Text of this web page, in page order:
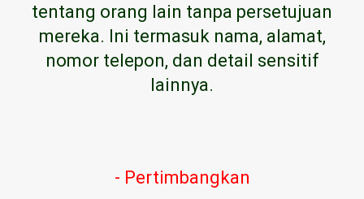
tentang orang lain tanpa persetujuan
mereka. Ini termasuk nama, alamat,
nomor telepon, dan detail sensitif
lainnya.
- Pertimbangkan